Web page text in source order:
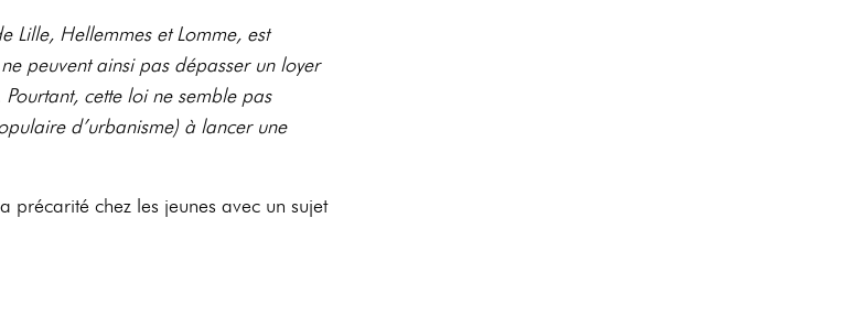
Lille, Hellemmes et Lomme, est
peuvent ainsi pas dépasser un loyer
cette loi ne semble pas
d’urbanisme) à lancer une
précarité chez les jeunes avec un sujet